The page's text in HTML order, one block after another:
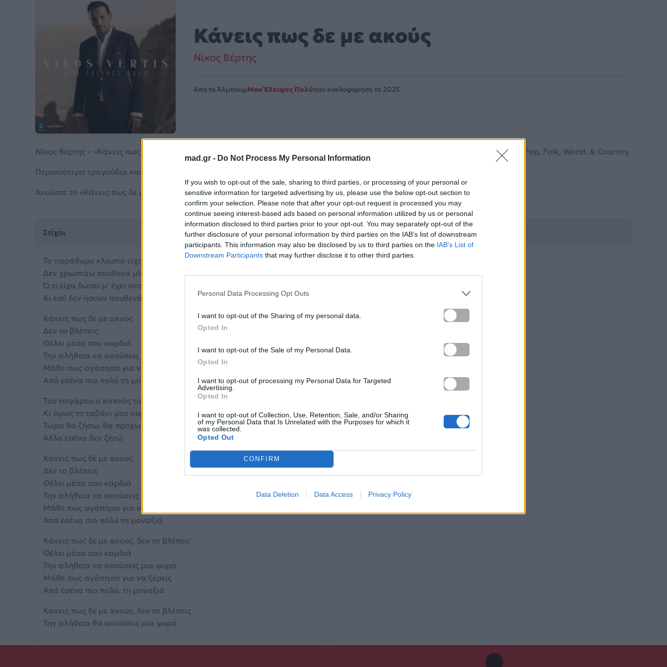
mad.gr - Do Not Process My Personal Information
If you wish to opt-out of the sale, sharing to third parties, or processing of your personal or
sensitive information for targeted advertising by us, please use the below opt-out section to
confirm your selection. Please note that after your opt-out request is processed you may
continue seeing interest-based ads based on personal information utilized by us or personal
information disclosed to third parties prior to your opt-out. You may separately opt-out of the
further disclosure of your personal information by third parties on the IAB’s list of downstream
participants. This information may also be disclosed by us to third parties on the IAB’s List of
Downstream Participants that may further disclose it to other third parties.
Personal Data Processing Opt Outs
I want to opt-out of the Sharing of my personal data.
Opted In
I want to opt-out of the Sale of my Personal Data.
Opted In
I want to opt-out of processing my Personal Data for Targeted
Advertising.
Opted In
I want to opt-out of Collection, Use, Retention, Sale, and/or Sharing
of my Personal Data that Is Unrelated with the Purposes for which it
was collected.
Opted Out
CONFIRM
Data Deletion Data Access Privacy Policy
Κάνεις πως δε με ακούς
Νίκος Βέρτης
Από το ΆλμπουμΜου Έλειψες Πολύπου κυκλοφόρησε το 2025
Νίκος Βέρτης – «Κάνεις πως δε με ακούς» (2025). Περιλαμβάνεται στο άλμπουμ «Μου Έλειψες Πολύ». Μουσικά κινείται στο ύφος Pop, Folk, World, & Country.
Περισσότερα τραγούδια και πληροφορίες στη
Ακούστε το «Κάνεις πως δε με ακούς» σε Spotify, YouTube και στο Mad.gr.
Στίχοι
Το παράθυρο κλειστό είχα όλη νύχτα
Δεν χρωστάω πουθενά μία καληνύχτα
Ό,τι είχα δώσει μ’ έχει σκοτώσει
Κι εσύ δεν ήσουν πουθενά
Κάνεις πως δε με ακούς
Δεν το βλέπεις
Θέλει μέσα σου καρδιά
Την αλήθεια να ακούσεις μια φορά
Μάθε πως αγάπησα για να ξέρεις
Από εσένα πιο πολύ τη μοναξιά
Του τσιγάρου ο καπνός το φεγγάρι κρύβει
Κι όμως το ταβάνι μου ουρανός ανοίγει
Τώρα θα ζήσω, θα προχωρήσω
Άλλο εσένα δεν ζητώ
Κάνεις πως δε με ακούς
Δεν το βλέπεις
Θέλει μέσα σου καρδιά
Την αλήθεια να ακούσεις μια φορά
Μάθε πως αγάπησα για να ξέρεις
Από εσένα πιο πολύ τη μοναξιά
Κάνεις πως δε με ακούς, δεν το βλέπεις
Θέλει μέσα σου καρδιά
Την αλήθεια να ακούσεις μια φορά
Μάθε πως αγάπησα για να ξέρεις
Από εσένα πιο πολύ, τη μοναξιά
Κάνεις πως δε με ακούς, δεν το βλέπεις
Την αλήθεια θα ακούσεις μια φορά
Ακούστε στο Spotify